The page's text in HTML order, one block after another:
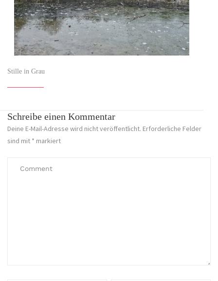
Stille in Grau
Schreibe einen Kommentar
Deine E-Mail-Adresse wird nicht veröffentlicht. Erforderliche Felder
sind mit * markiert